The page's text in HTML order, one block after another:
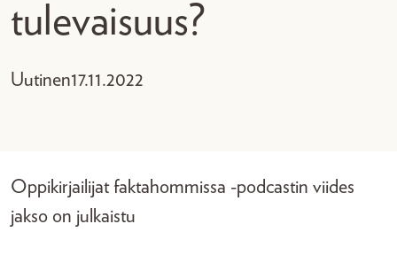
tulevaisuus?
Uutinen17.11.2022
Oppikirjailijat faktahommissa -podcastin viides
jakso on julkaistu